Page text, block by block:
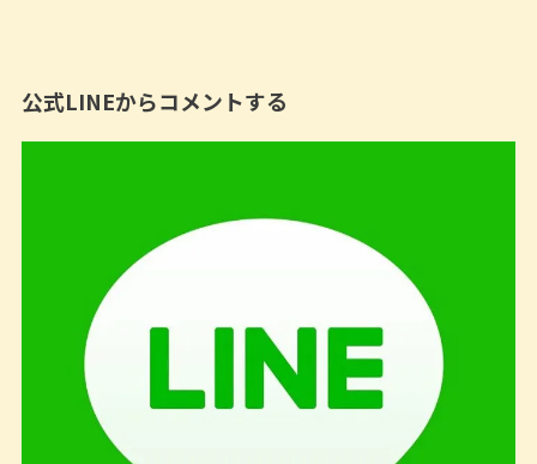
公式LINEからコメントする